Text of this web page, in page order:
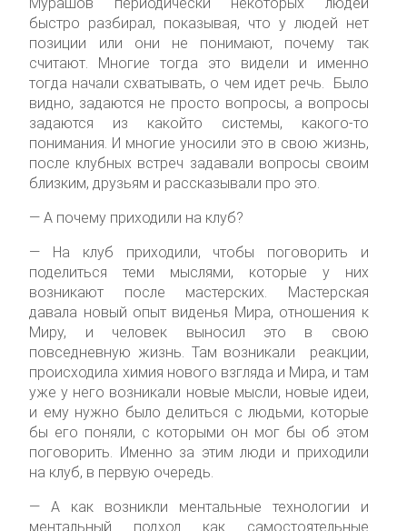
быстро разбирал, показывая, что у людей нет
позиции или они не понимают, почему так
считают. Многие тогда это видели и именно
тогда начали схватывать, о чем идет речь. Было
видно, задаются не просто вопросы, а вопросы
задаются из какойто системы, какого-то
понимания. И многие уносили это в свою жизнь,
после клубных встреч задавали вопросы своим
близким, друзьям и рассказывали про это.
— А почему приходили на клуб?
— На клуб приходили, чтобы поговорить и
поделиться теми мыслями, которые у них
возникают после мастерских. Мастерская
давала новый опыт виденья Мира, отношения к
Миру, и человек выносил это в свою
повседневную жизнь. Там возникали реакции,
происходила химия нового взгляда и Мира, и там
уже у него возникали новые мысли, новые идеи,
и ему нужно было делиться с людьми, которые
бы его поняли, с которыми он мог бы об этом
поговорить. Именно за этим люди и приходили
на клуб, в первую очередь.
— А как возникли ментальные технологии и
ментальный подход как самостоятельные